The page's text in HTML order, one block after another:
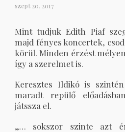
szept 20, 2017
Mint tudjuk Edith Piaf
majd fényes koncertek,
körül. Minden érzést
így a szerelmet is.
Keresztes Ildikó is
maradt repülő
játssza el.
„… sokszor szinte azt